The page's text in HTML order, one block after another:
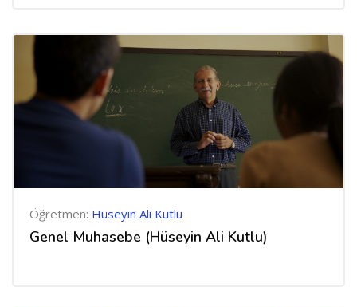
Öğretmen: Hüseyin Ali Kutlu
Genel Muhasebe (Hüseyin Ali Kutlu)